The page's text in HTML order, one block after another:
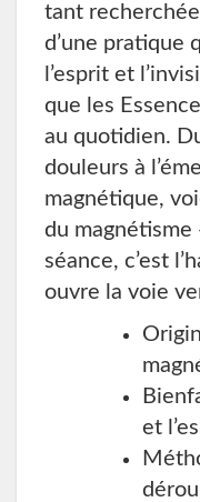
tant
d’une pratique
l’esprit et
que les
au quotidien.
douleurs à
magnétique,
du
séance, c’est
ouvre la voie
et